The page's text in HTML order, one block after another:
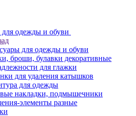
для одежды и обуви
для одежды и обуви
броши, булавки декоративные
для глажки
для удаления катышков
для одежды
накладки, подмышечники
элементы разные